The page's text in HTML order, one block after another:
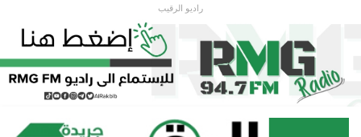
راديو الرقيب